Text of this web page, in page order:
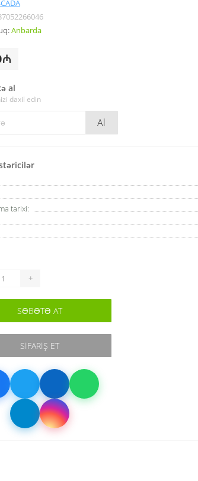
Anbarda
al
daxil edin
Al
tarixi:
+
SƏBƏTƏ AT
SIFARIŞ ET